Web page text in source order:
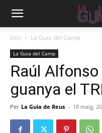
Inici La Guia del Camp
La Guia del Camp
Raúl
guanya el
Per La Guia de Reus - 18 maig,